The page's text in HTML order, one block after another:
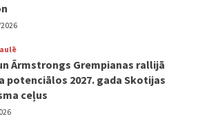
Ārmstrongs Grempianas rallijā
potenciālos 2027. gada Skotijas
ceļus